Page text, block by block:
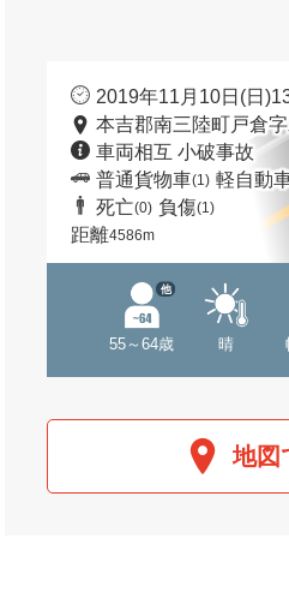
2019年11月10日(日
本吉郡南三陸町戸倉
車両相互 小破事故
普通貨物車(1) 軽自動
死亡(0) 負傷(1)
距離4586m
55～64歳
他
晴
地図